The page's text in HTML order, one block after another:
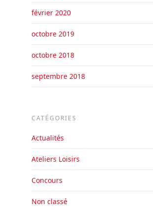
février 2020
octobre 2019
octobre 2018
septembre 2018
CATÉGORIES
Actualités
Ateliers Loisirs
Concours
Non classé